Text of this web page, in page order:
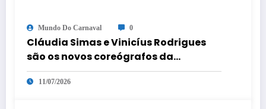
Mundo Do Carnaval 0
Cláudia Simas e Vinicíus Rodrigues
são os novos coreógrafos da
comissão de frente
11/07/2026